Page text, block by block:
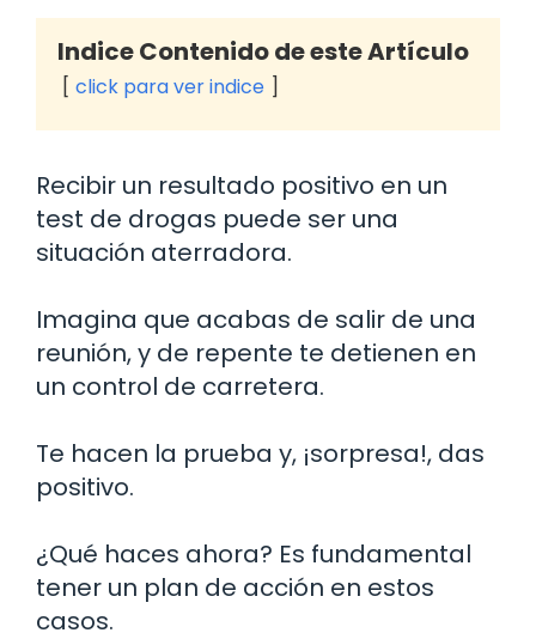
Indice Contenido de este Artículo
click para ver indice
Recibir un resultado positivo en un
test de drogas puede ser una
situación aterradora.
Imagina que acabas de salir de una
reunión, y de repente te detienen en
un control de carretera.
Te hacen la prueba y, ¡sorpresa!, das
positivo.
¿Qué haces ahora? Es fundamental
tener un plan de acción en estos
casos.